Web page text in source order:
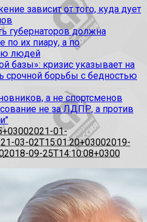
зависит от того, куда дует
губернаторов должна
по их пиару, а по
людей
базы»: кризис указывает на
срочной борьбы с бедностью
а не спортсменов
не за ЛДПР, а против
2021-01-
03-02T15:01:20+03002019-
2018-09-25T14:10:08+0300